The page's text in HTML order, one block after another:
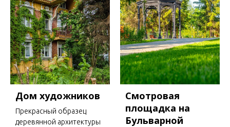
Дом художников
Прекрасный образец
деревянной архитектуры
Смотровая
площадка на
Бульварной